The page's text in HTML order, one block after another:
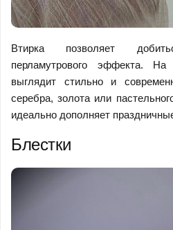
Втирка позволяет
перламутрового эффекта.
выглядит стильно и
серебра, золота или
идеально дополняет
Блестки